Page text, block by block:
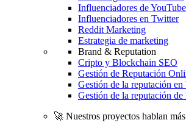
Influenciadores de YouTube
Influenciadores en Twitter
Reddit Marketing
Estrategia de marketing
Brand & Reputation
Cripto y Blockchain SEO
Gestión de Reputación
Gestión de la reputación en
Gestión de la reputación de
🚀 Nuestros proyectos hablan